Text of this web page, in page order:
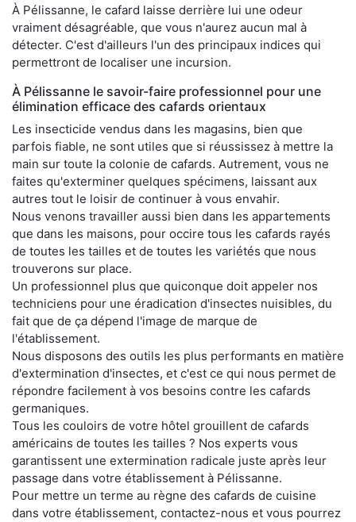
À Pélissanne, le cafard laisse derrière lui une odeur
vraiment désagréable, que vous n'aurez aucun mal à
détecter. C'est d'ailleurs l'un des principaux indices qui
permettront de localiser une incursion.
À Pélissanne le savoir-faire professionnel pour une
élimination efficace des cafards orientaux
Les insecticide vendus dans les magasins, bien que
parfois fiable, ne sont utiles que si réussissez à mettre la
main sur toute la colonie de cafards. Autrement, vous ne
faites qu'exterminer quelques spécimens, laissant aux
autres tout le loisir de continuer à vous envahir.
Nous venons travailler aussi bien dans les appartements
que dans les maisons, pour occire tous les cafards rayés
de toutes les tailles et de toutes les variétés que nous
trouverons sur place.
Un professionnel plus que quiconque doit appeler nos
techniciens pour une éradication d'insectes nuisibles, du
fait que de ça dépend l'image de marque de
l'établissement.
Nous disposons des outils les plus performants en matière
d'extermination d'insectes, et c'est ce qui nous permet de
répondre facilement à vos besoins contre les cafards
germaniques.
Tous les couloirs de votre hôtel grouillent de cafards
américains de toutes les tailles ? Nos experts vous
garantissent une extermination radicale juste après leur
passage dans votre établissement à Pélissanne.
Pour mettre un terme au règne des cafards de cuisine
dans votre établissement, contactez-nous et vous pourrez